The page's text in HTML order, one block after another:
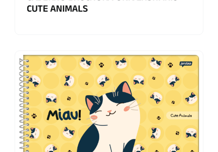
CUTE ANIMALS